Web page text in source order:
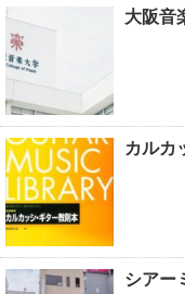
大阪音
カルカ
シアー